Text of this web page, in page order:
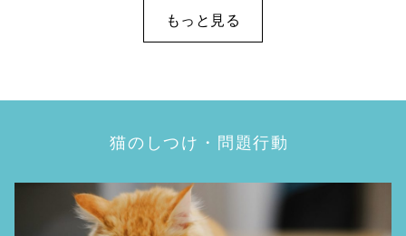
もっと見る
猫のしつけ・問題行動